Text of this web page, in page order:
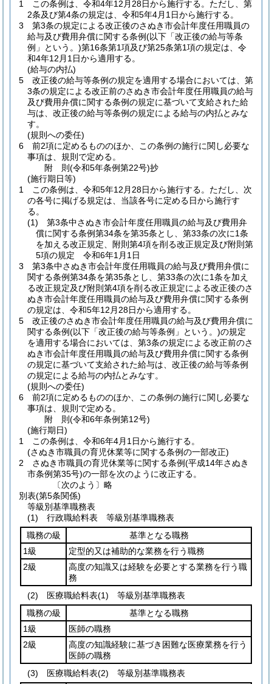
1
この条例は、令和4年12月28日から施行する。 ただし、第
2条及び第4条の規定は、令和5年4月1日から施行する。
3
第3条の規定による改正後のさぬき市会計年度任用職員の
給与及び費用弁償に関する条例(以下「改正後の給与等条
例」という。)第16条第1項及び第25条第1項の規定は、令
和4年12月1日から適用する。
(給与の内払)
5
改正後の給与等条例の規定を適用する場合においては、第
3条の規定による改正前のさぬき市会計年度任用職員の給与
及び費用弁償に関する条例の規定に基づいて支給された給
与は、改正後の給与等条例の規定による給与の内払とみな
す。
(規則への委任)
6
前2項に定めるもののほか、この条例の施行に関し必要な
事項は、規則で定める。
附 則(令和5年条例第22号)抄
(施行期日等)
1
この条例は、令和5年12月28日から施行する。 ただし、次
の各号に掲げる規定は、当該各号に定める日から施行す
る。
(1)
第3条中さぬき市会計年度任用職員の給与及び費用弁
償に関する条例第34条を第35条とし、第33条の次に1条
を加える改正規定、附則第4項を削る改正規定及び附則第
5項の規定 令和6年1月1日
3
第3条中さぬき市会計年度任用職員の給与及び費用弁償に
関する条例第34条を第35条とし、第33条の次に1条を加え
る改正規定及び附則第4項を削る改正規定による改正後のさ
ぬき市会計年度任用職員の給与及び費用弁償に関する条例
の規定は、令和5年12月28日から適用する。
5
改正後のさぬき市会計年度任用職員の給与及び費用弁償に
関する条例(以下「改正後の給与等条例」という。)の規定
を適用する場合においては、第3条の規定による改正前のさ
ぬき市会計年度任用職員の給与及び費用弁償に関する条例
の規定に基づいて支給された給与は、改正後の給与等条例
の規定による給与の内払とみなす。
(規則への委任)
6
前2項に定めるもののほか、この条例の施行に関し必要な
事項は、規則で定める。
附 則(令和6年条例第12号)
(施行期日)
1
この条例は、令和6年4月1日から施行する。
(さぬき市職員の育児休業等に関する条例の一部改正)
2
さぬき市職員の育児休業等に関する条例(平成14年さぬき
市条例第35号)の一部を次のように改正する。
〔次のよう〕略
別表(第5条関係)
等級別基準職務表
(1) 行政職給料表 等級別基準職務表
職務の級
基準となる職務
1級
定型的又は補助的な業務を行う職務
2級
高度の知識又は経験を必要とする業務を行う職
務
(2) 医療職給料表(1) 等級別基準職務表
職務の級
基準となる職務
1級
医師の職務
2級
高度の知識経験に基づき困難な医療業務を行う
医師の職務
(3) 医療職給料表(2) 等級別基準職務表